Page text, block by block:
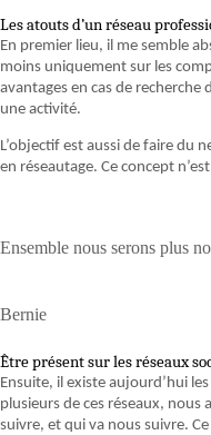
Les atouts d’un réseau
En premier lieu, il me semble
moins uniquement sur les
avantages en cas de
une activité.
L’objectif est aussi de faire du
en réseautage. Ce concept
Ensemble nous serons plus
Bernie
Être présent sur les réseaux
Ensuite, il existe aujourd’hui
plusieurs de ces réseaux, nous
suivre, et qui va nous suivre.